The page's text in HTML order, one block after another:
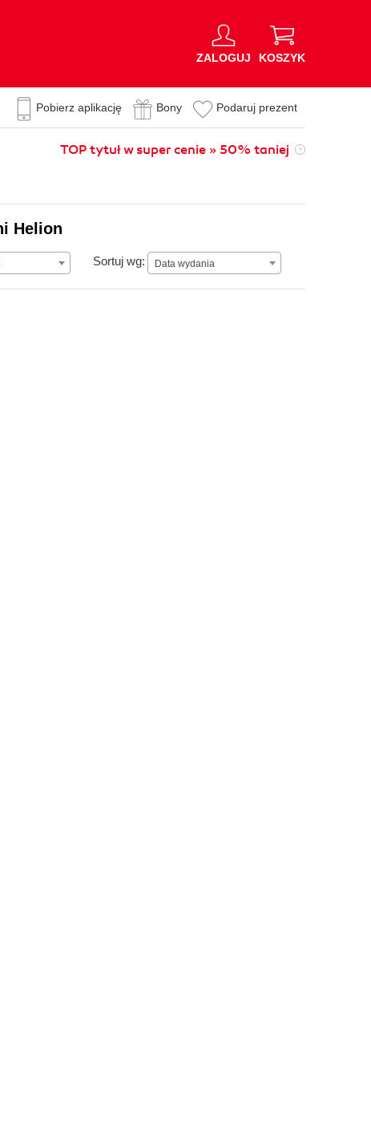
ZALOGUJ KOSZYK
Pobierz aplikację Bony Podaruj prezent
TOP tytuł w super cenie » 50% taniej
Helion
Sortuj wg: Data wydania
Data wydania